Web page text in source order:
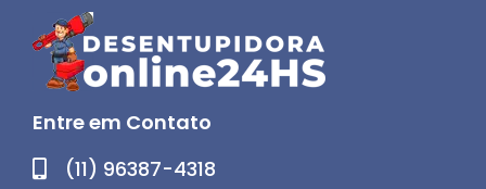
Entre em Contato
(11) 96387-4318